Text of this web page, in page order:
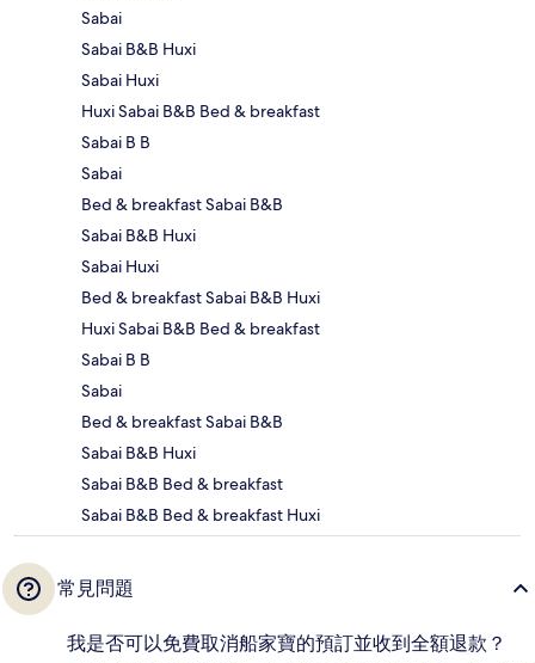
Sabai
Sabai B&B Huxi
Sabai Huxi
Huxi Sabai B&B Bed & breakfast
Sabai B B
Sabai
Bed & breakfast Sabai B&B
Sabai B&B Huxi
Sabai Huxi
Bed & breakfast Sabai B&B Huxi
Huxi Sabai B&B Bed & breakfast
Sabai B B
Sabai
Bed & breakfast Sabai B&B
Sabai B&B Huxi
Sabai B&B Bed & breakfast
Sabai B&B Bed & breakfast Huxi
常見問題
我是否可以免費取消船家寶的預訂並收到全額退款？